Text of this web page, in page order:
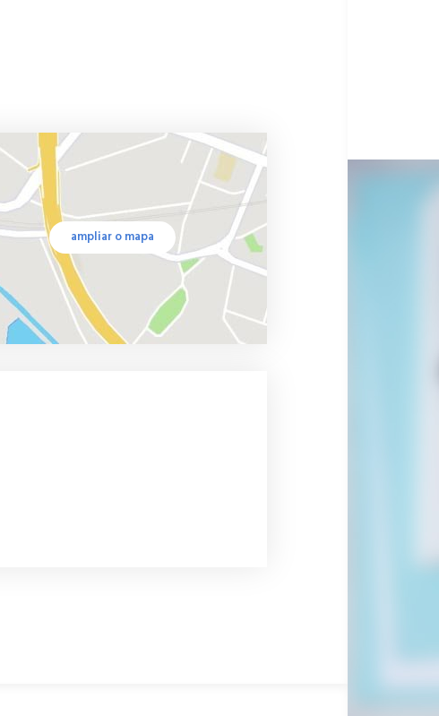
ampliar o mapa